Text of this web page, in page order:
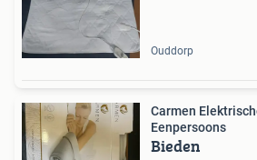
Ouddorp
Carmen
Eenpersoons
Bieden